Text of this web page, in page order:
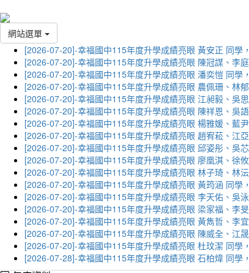
網站選單
[2026-07-20]-幸福國中115年度升學成績亮眼 黃安正 同學
[2026-07-20]-幸福國中115年度升學成績亮眼 陳冠謀、李
[2026-07-20]-幸福國中115年度升學成績亮眼 潘奕愷 同學
[2026-07-20]-幸福國中115年度升學成績亮眼 農佩珊、林
[2026-07-20]-幸福國中115年度升學成績亮眼 江昶毅、吳
[2026-07-20]-幸福國中115年度升學成績亮眼 陳祥恩、吳
[2026-07-20]-幸福國中115年度升學成績亮眼 楊雅媛、藍
[2026-07-20]-幸福國中115年度升學成績亮眼 趙宥菘、江
[2026-07-20]-幸福國中115年度升學成績亮眼 邱姿彤、吳
[2026-07-20]-幸福國中115年度升學成績亮眼 廖凰淇、徐
[2026-07-20]-幸福國中115年度升學成績亮眼 林子琦、林
[2026-07-20]-幸福國中115年度升學成績亮眼 黃筠涵 同學
[2026-07-20]-幸福國中115年度升學成績亮眼 李天佑、吳
[2026-07-20]-幸福國中115年度升學成績亮眼 梁家福、李
[2026-07-20]-幸福國中115年度升學成績亮眼 黃雋哲、李
[2026-07-20]-幸福國中115年度升學成績亮眼 陳威全、江
[2026-07-20]-幸福國中115年度升學成績亮眼 杜玟潔 同學
[2026-07-28]-幸福國中115年度升學成績亮眼 石柏煒 同學